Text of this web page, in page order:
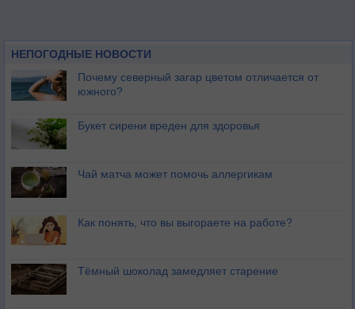
НЕПОГОДНЫЕ НОВОСТИ
Почему северный загар цветом отличается от
южного?
Букет сирени вреден для здоровья
Чай матча может помочь аллергикам
Как понять, что вы выгораете на работе?
Тёмный шоколад замедляет старение